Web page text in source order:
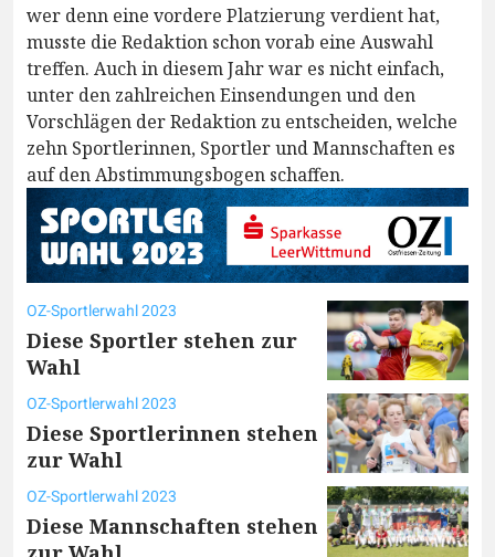
wer denn eine vordere Platzierung verdient hat,
musste die Redaktion schon vorab eine Auswahl
treffen. Auch in diesem Jahr war es nicht einfach,
unter den zahlreichen Einsendungen und den
Vorschlägen der Redaktion zu entscheiden, welche
zehn Sportlerinnen, Sportler und Mannschaften es
auf den Abstimmungsbogen schaffen.
OZ-Sportlerwahl 2023
Diese Sportler stehen zur
Wahl
OZ-Sportlerwahl 2023
Diese Sportlerinnen stehen
zur Wahl
OZ-Sportlerwahl 2023
Diese Mannschaften stehen